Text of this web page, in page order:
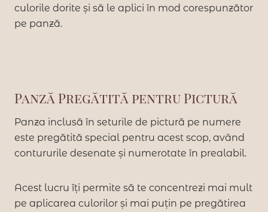
culorile dorite și să le aplici în mod corespunzător
pe panză.
Panză Pregătită pentru Pictură
Panza inclusă în seturile de pictură pe numere
este pregătită special pentru acest scop, având
contururile desenate și numerotate în prealabil.
Acest lucru îți permite să te concentrezi mai mult
pe aplicarea culorilor și mai puțin pe pregătirea